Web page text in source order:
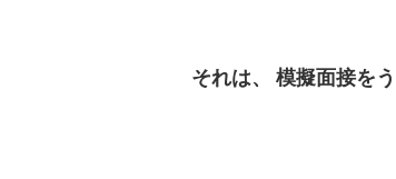
それは、 模擬面接を